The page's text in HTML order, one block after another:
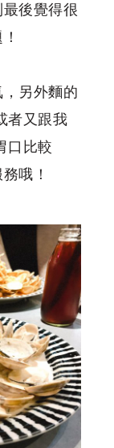
後覺得很
另外麵的
者又跟我
口比較
哦！